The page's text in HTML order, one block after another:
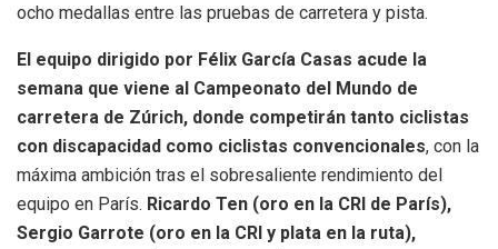
ocho medallas entre las pruebas de carretera y pista.
El equipo dirigido por Félix García Casas acude la
semana que viene al Campeonato del Mundo de
carretera de Zúrich, donde competirán tanto ciclistas
con discapacidad como ciclistas convencionales, con la
máxima ambición tras el sobresaliente rendimiento del
equipo en París. Ricardo Ten (oro en la CRI de París),
Sergio Garrote (oro en la CRI y plata en la ruta),